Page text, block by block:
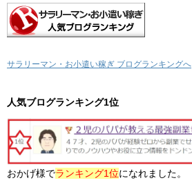
サラリーマン・お小遣い稼ぎ ブログランキングへ
人気ブログランキング1位
おかげ様でランキング1位になれました。